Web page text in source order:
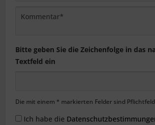
Bitte geben Sie die Zeichenfolge in das
Textfeld ein
Die mit einem * markierten Felder sind
Ich habe die